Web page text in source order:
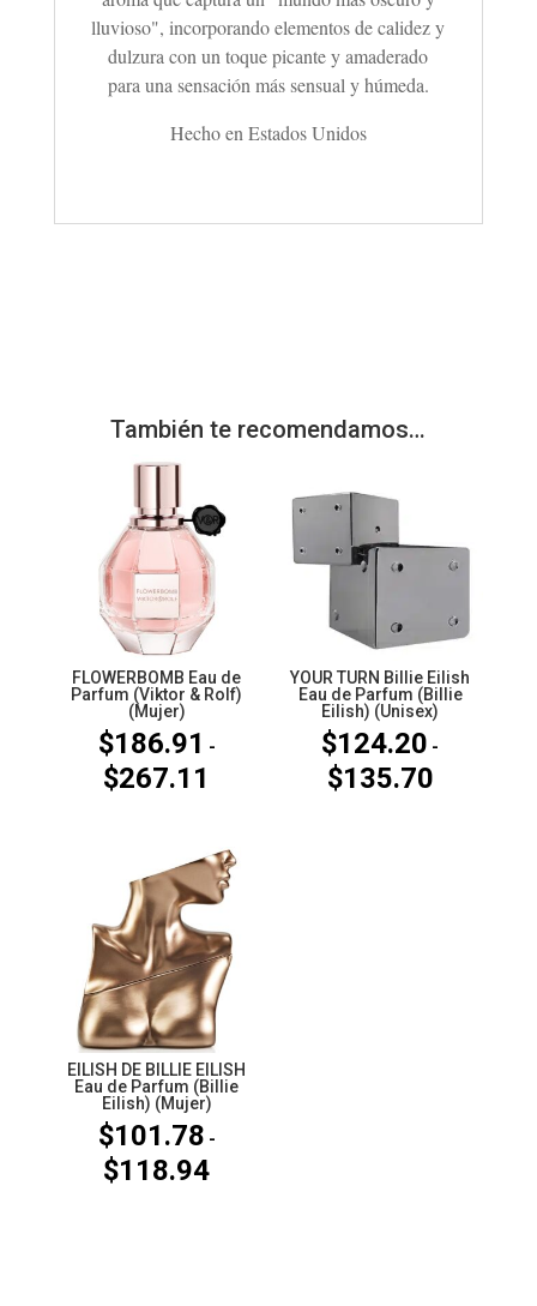
lluvioso", incorporando elementos de calidez y
dulzura con un toque picante y amaderado
para una sensación más sensual y húmeda.
Hecho en Estados Unidos
También te recomendamos…
FLOWERBOMB Eau de
Parfum (Viktor & Rolf)
(Mujer)
$186.91 -
$267.11
desde
$186.91
hasta
$267.11
YOUR TURN Billie Eilish
Eau de Parfum (Billie
Eilish) (Unisex)
$124.20 -
$135.70Rango
EILISH DE BILLIE EILISH
Eau de Parfum (Billie
Eilish) (Mujer)
$101.78 -
$118.94Rango